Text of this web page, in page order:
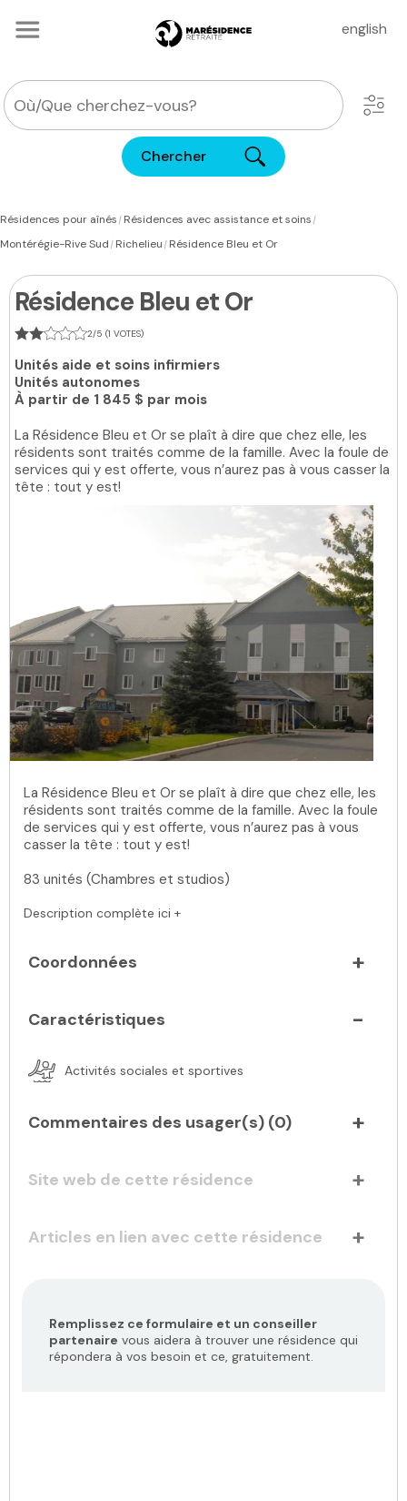
english
Chercher
Résidences pour aînés|Résidences avec assistance et soins|
Montérégie-Rive Sud|Richelieu|Résidence Bleu et Or
Résidence Bleu et Or
2/5 (1 VOTES)
Unités aide et soins infirmiers
Unités autonomes
À partir de 1 845 $ par mois
La Résidence Bleu et Or se plaît à dire que chez elle, les
résidents sont traités comme de la famille. Avec la foule de
services qui y est offerte, vous n’aurez pas à vous casser la
tête : tout y est!
La Résidence Bleu et Or se plaît à dire que chez elle, les
résidents sont traités comme de la famille. Avec la foule
de services qui y est offerte, vous n’aurez pas à vous
casser la tête : tout y est!
83 unités (Chambres et studios)
Description complète ici +
Coordonnées
Caractéristiques
Activités sociales et sportives
Commentaires des usager(s) (0)
Site web de cette résidence
Articles en lien avec cette résidence
Remplissez ce formulaire et un conseiller
partenaire vous aidera à trouver une résidence qui
répondera à vos besoin et ce, gratuitement.